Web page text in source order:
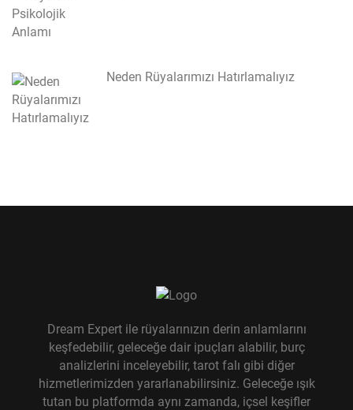
Neden Rüyalarımızı Hatırlamalıyız
Dream Expert ile rüyalarınızın derin anlamlarını
keşfedebilir, geleceğe dair ipuçları alabilir, burç
analizlerini inceleyebilir, tarot falı gibi diğer
hizmetlerimizden yararlanabilirsiniz. Geleceğe ışık
tutan bu platformda aynı zamanda, içsel keşifler